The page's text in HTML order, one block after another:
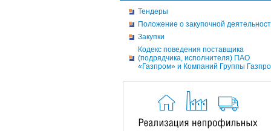
Тендеры
Положение о закупочной
Закупки
Кодекс поведения поставщика
(подрядчика, исполнителя) ПАО
«Газпром» и Компаний Группы